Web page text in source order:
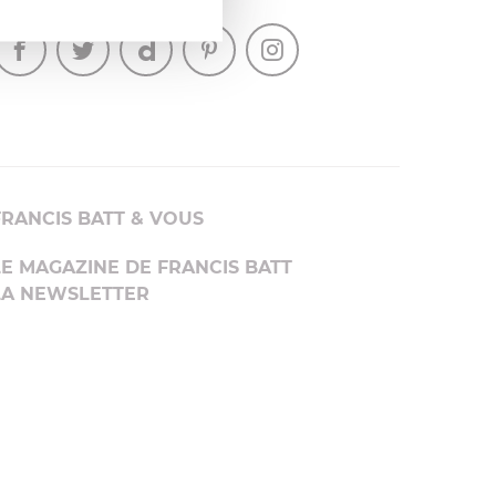
BATT & VOUS
MAGAZINE DE FRANCIS BATT
NEWSLETTER